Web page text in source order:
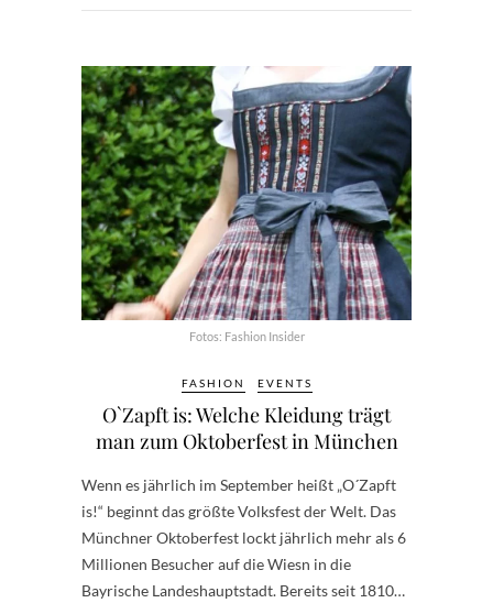
Fotos: Fashion Insider
FASHION EVENTS
O`Zapft is: Welche Kleidung trägt
man zum Oktoberfest in München
Wenn es jährlich im September heißt „O´Zapft
is!“ beginnt das größte Volksfest der Welt. Das
Münchner Oktoberfest lockt jährlich mehr als 6
Millionen Besucher auf die Wiesn in die
Bayrische Landeshauptstadt. Bereits seit 1810…